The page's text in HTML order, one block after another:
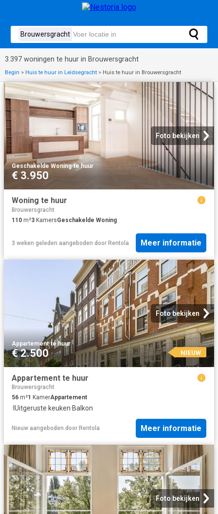
3.397 woningen te huur in Brouwersgracht
Begin > Huis te huur in Leidsegracht > Huis te huur in Brouwersgracht
Foto bekijken
Geschakelde Woning·te huur
€ 3.950
Woning te huur
Brouwersgracht
110 m²3 KamersGeschakelde Woning
3 weken geleden aangeboden door Rentola Meer informatie
Foto bekijken
Appartement·te huur
€ 2.500 NIEUW
Appartement te huur
Brouwersgracht
56 m²1 KamerAppartement
· IUitgeruste keuken·Balkon
Nieuw aangeboden door Rentola Meer informatie
Foto bekijken